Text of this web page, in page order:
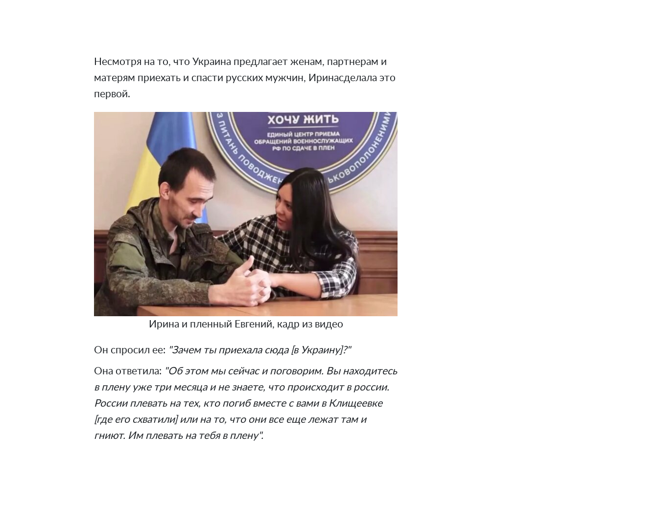
Несмотря на то, что Украина предлагает женам, партнерам и
матерям приехать и спасти русских мужчин, Иринасделала это
первой.
Ирина и пленный Евгений, кадр из видео
‌Он спросил ее: "Зачем ты приехала сюда [в Украину]?"
‌Она ответила: "Об этом мы сейчас и поговорим. Вы находитесь
в плену уже три месяца и не знаете, что происходит в россии.
России плевать на тех, кто погиб вместе с вами в Клищеевке
[где его схватили] или на то, что они все еще лежат там и
гниют. Им плевать на тебя в плену".